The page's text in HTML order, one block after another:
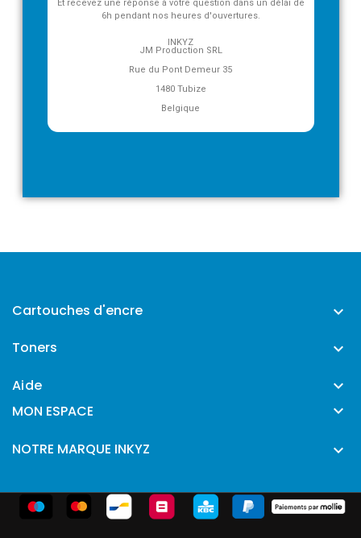
Et recevez une réponse à votre question dans un délai de
6h pendant nos heures d'ouvertures.
INKYZ
JM Production SRL
Rue du Pont Demeur 35
1480 Tubize
Belgique
Cartouches d'encre 
Toners 
Aide 
MON ESPACE 
NOTRE MARQUE INKYZ 